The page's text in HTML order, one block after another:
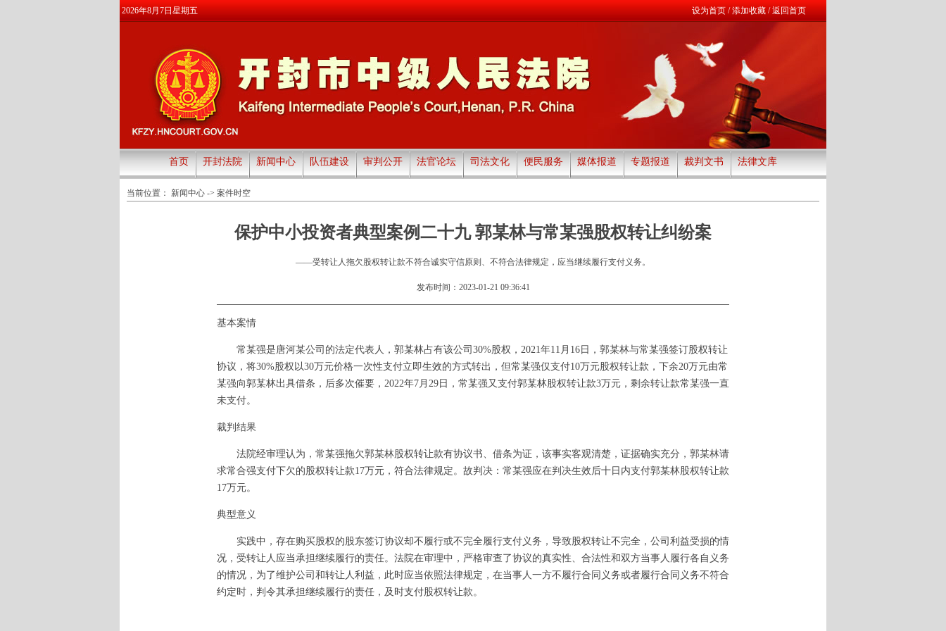
2026年8月7日星期五 设为首页/添加收藏/返回首页
首页 开封法院 新闻中心 队伍建设 审判公开 法官论坛 司法文化 便民服务 媒体报道 专题报道 裁判文书 法律文库
当前位置： 新闻中心 -> 案件时空
保护中小投资者典型案例二十九 郭某林与常某强股权转让纠纷案
——受转让人拖欠股权转让款不符合诚实守信原则、不符合法律规定，应当继续履行支付义务。
发布时间：2023-01-21 09:36:41
基本案情
常某强是唐河某公司的法定代表人，郭某林占有该公司30%股权，2021年11月16日，郭某林与常某强签订股权转让
协议，将30%股权以30万元价格一次性支付立即生效的方式转出，但常某强仅支付10万元股权转让款，下余20万元由常
某强向郭某林出具借条，后多次催要，2022年7月29日，常某强又支付郭某林股权转让款3万元，剩余转让款常某强一直
未支付。
裁判结果
法院经审理认为，常某强拖欠郭某林股权转让款有协议书、借条为证，该事实客观清楚，证据确实充分，郭某林请
求常合强支付下欠的股权转让款17万元，符合法律规定。故判决：常某强应在判决生效后十日内支付郭某林股权转让款
17万元。
典型意义
实践中，存在购买股权的股东签订协议却不履行或不完全履行支付义务，导致股权转让不完全，公司利益受损的情
况，受转让人应当承担继续履行的责任。法院在审理中，严格审查了协议的真实性、合法性和双方当事人履行各自义务
的情况，为了维护公司和转让人利益，此时应当依照法律规定，在当事人一方不履行合同义务或者履行合同义务不符合
约定时，判令其承担继续履行的责任，及时支付股权转让款。